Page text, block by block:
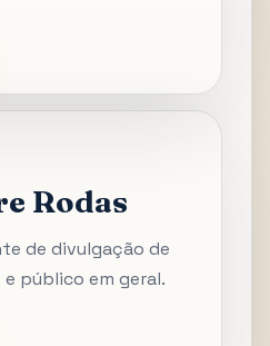
Rodas
de divulgação de
e público em geral.